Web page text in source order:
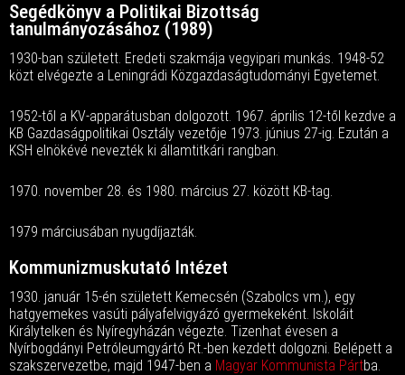
Segédkönyv a Politikai Bizottság
tanulmányozásához (1989)
1930-ban született. Eredeti szakmája vegyipari munkás. 1948-52
közt elvégezte a Leningrádi Közgazdaságtudományi Egyetemet.
1952-től a KV-apparátusban dolgozott. 1967. április 12-től kezdve a
KB Gazdaságpolitikai Osztály vezetője 1973. június 27-ig. Ezután a
KSH elnökévé nevezték ki államtitkári rangban.
1970. november 28. és 1980. március 27. között KB-tag.
1979 márciusában nyugdíjazták.
Kommunizmuskutató Intézet
1930. január 15-én született Kemecsén (Szabolcs vm.), egy
hatgyemekes vasúti pályafelvigyázó gyermekeként. Iskoláit
Királytelken és Nyíregyházán végezte. Tizenhat évesen a
Nyírbogdányi Petróleumgyártó Rt.-ben kezdett dolgozni. Belépett a
szakszervezetbe, majd 1947-ben a Magyar Kommunista Pártba.